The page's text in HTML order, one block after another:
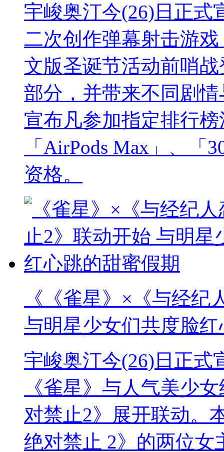
宇峻奥汀今(26)日正式
二次创作弹幕射击游
文版圣诞节活动前哨
部分，并带来不同剧
宣布凡参加指定排行
「AirPods Max」、
资格。
《《雀星》×《与经
与明星少女们共度脸
宇峻奥汀今(26)日正式
《雀星》与人气美少
对禁止2》展开联动。
绝对禁止 2》的两位